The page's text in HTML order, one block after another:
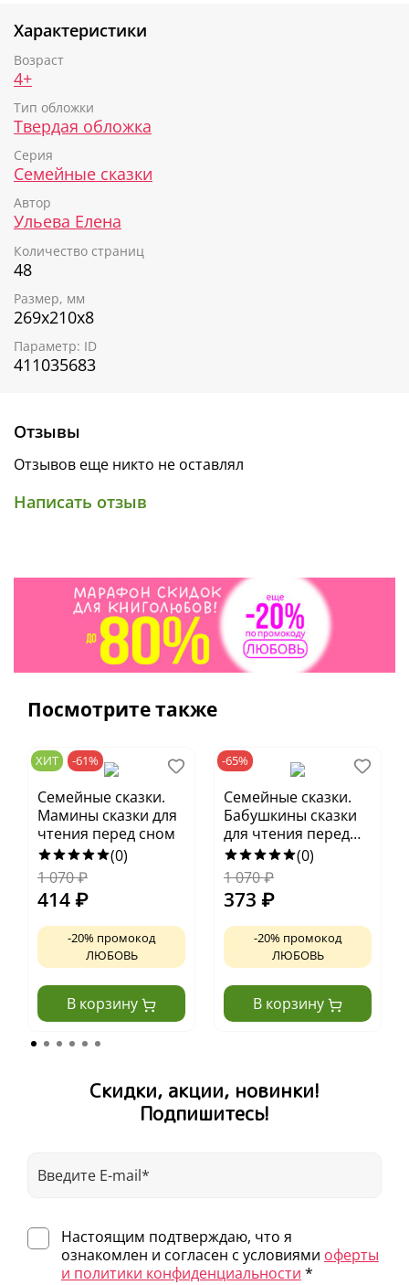
папа любит своего малыша таким, какой он есть.
Книга поможет ребëнку:
лучше понимать свои чувства и эмоции
правильно строить отношения с близкими
людьми
увидеть истинную ценность семейных
отношений
Характеристики
Возраст
4+
Тип обложки
Твердая обложка
Серия
Семейные сказки
Автор
Ульева Елена
Количество страниц
48
Размер, мм
269х210х8
Параметр: ID
411035683
Отзывы
Отзывов еще никто не оставлял
Написать отзыв
Посмотрите также
ХИТ -61%
Cемейные сказки.
Мамины сказки для
чтения перед сном
(0)
1 070₽
414 ₽
-20% промокод
ЛЮБОВЬ
В корзину
-65%
Семейные сказки.
Бабушкины сказки
для чтения перед
сном
(0)
1 070₽
373 ₽
-20% промокод
ЛЮБОВЬ
В корзину
Скидки, акции, новинки!
Подпишитесь!
Настоящим подтверждаю, что я
ознакомлен и согласен с условиями оферты
и политики конфиденциальности *